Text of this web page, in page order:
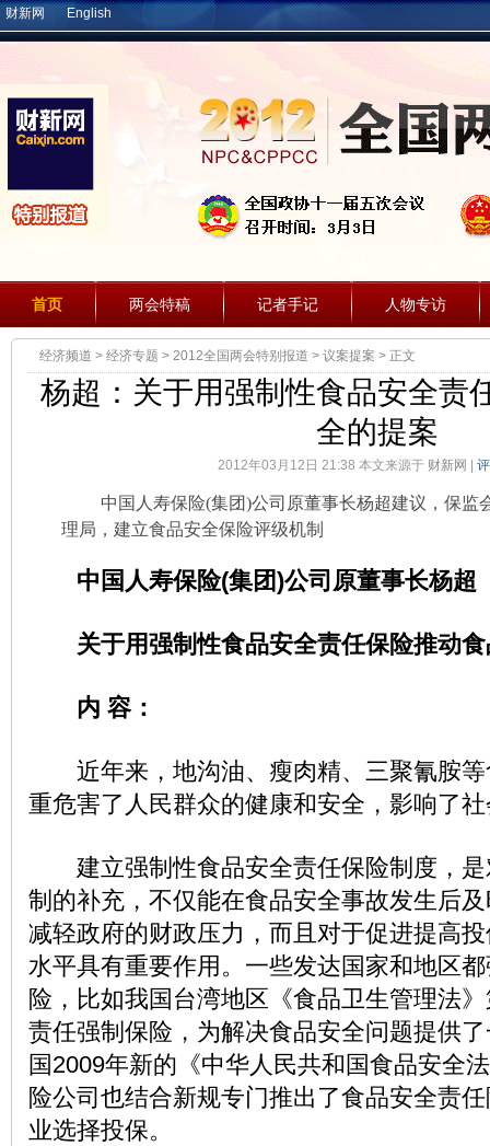
财新网 English
首页 两会特稿 记者手记 人物专访
经济频道 > 经济专题 > 2012全国两会特别报道 > 议案提案 > 正文
杨超：关于用强制性食品安全责
全的提案
2012年03月12日 21:38 本文来源于 财新网
中国人寿保险(集团)公司原董事长杨超建议，保监
理局，建立食品安全保险评级机制
中国人寿保险(集团)公司原董事长杨超
关于用强制性食品安全责任保险推动食
内 容：
近年来，地沟油、瘦肉精、三聚氰胺等
重危害了人民群众的健康和安全，影响了
建立强制性食品安全责任保险制度，是
制的补充，不仅能在食品安全事故发生后
减轻政府的财政压力，而且对于促进提高
水平具有重要作用。一些发达国家和地区
险，比如我国台湾地区《食品卫生管理法
责任强制保险，为解决食品安全问题提供
国2009年新的《中华人民共和国食品安全
险公司也结合新规专门推出了食品安全责
业选择投保。